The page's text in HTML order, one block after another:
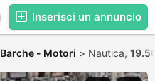
Inserisci un annuncio
Barche - Motori > Nautica,